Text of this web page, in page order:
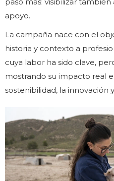
apoyo.
La campaña nace con el
historia y contexto a
cuya labor ha sido clave,
mostrando su impacto real
sostenibilidad, la innovación